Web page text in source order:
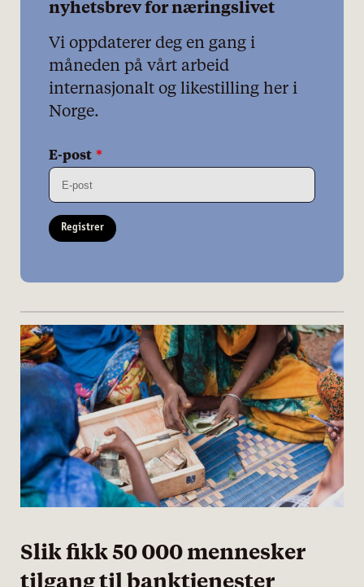
nyhetsbrev for næringslivet
Vi oppdaterer deg en gang i
måneden på vårt arbeid
internasjonalt og likestilling her i
Norge.
E-post
Registrer
Slik fikk 50 000 mennesker